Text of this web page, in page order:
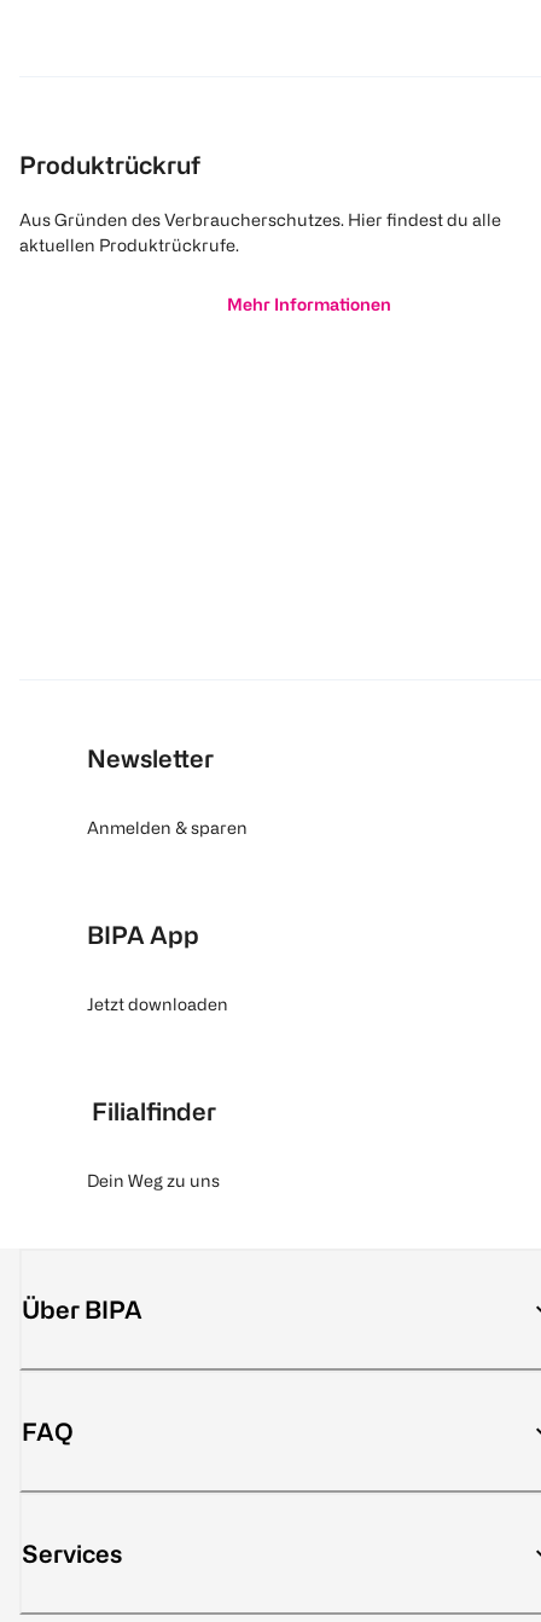
Produktrückruf
Aus Gründen des Verbraucherschutzes. Hier findest du alle
aktuellen Produktrückrufe.
Mehr Informationen
Newsletter
Anmelden & sparen
BIPA App
Jetzt downloaden
Filialfinder
Dein Weg zu uns
Über BIPA
FAQ
Services